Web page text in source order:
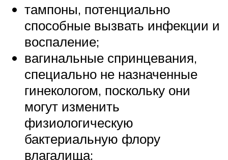
тампоны, потенциально
способные вызвать инфекции и
воспаление;
вагинальные спринцевания,
специально не назначенные
гинекологом, поскольку они
могут изменить
физиологическую
бактериальную флору
влагалища;